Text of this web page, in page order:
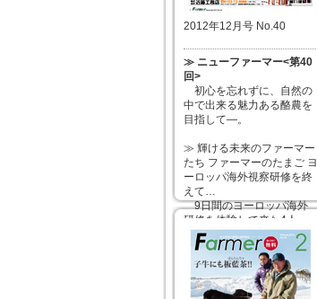
2012年12月号 No.40
≫ ニューファーマー<第40
回>
初心を忘れずに、自然の
中で出来る魅力ある酪農を
目指して―。
≫ 輝ける未来のファーマー
たち ファーマーのたまご ヨ
ーロッパ海外視察研修を終
えて…
9日間のヨーロッパ海外
研修を体験して来た4人
に、実際の様子や学習内容
等を伺いました。短い高校
3年間の思い出として、今
後の人生に大きな影響を与
えたであろうヨーロッパ海